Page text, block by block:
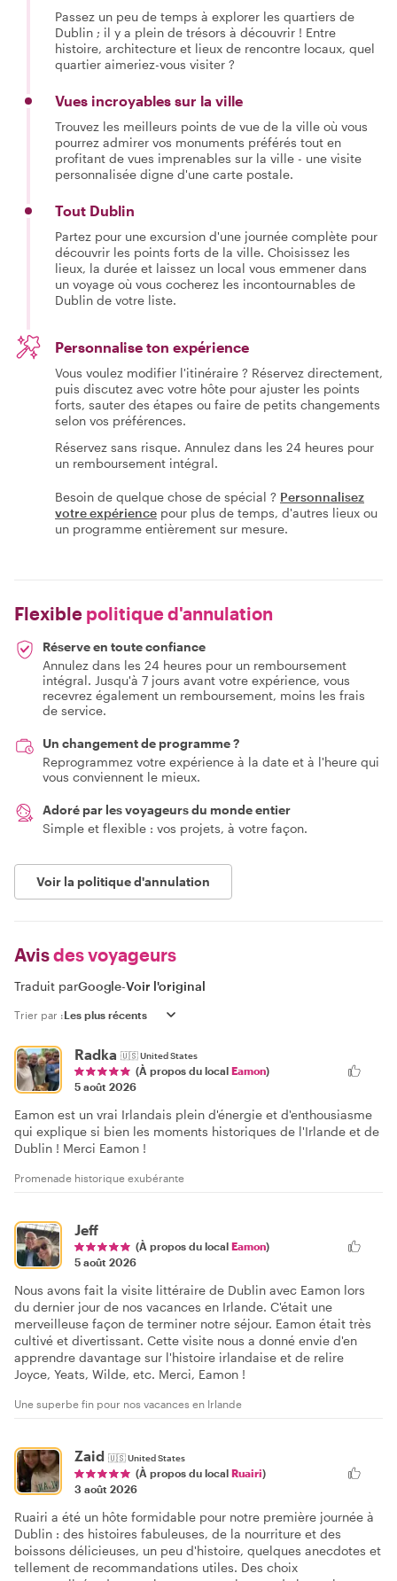
Passez un peu de temps à explorer les quartiers de
Dublin ; il y a plein de trésors à découvrir ! Entre
histoire, architecture et lieux de rencontre locaux, quel
quartier aimeriez-vous visiter ?
Vues incroyables sur la ville
Trouvez les meilleurs points de vue de la ville où vous
pourrez admirer vos monuments préférés tout en
profitant de vues imprenables sur la ville - une visite
personnalisée digne d'une carte postale.
Tout Dublin
Partez pour une excursion d'une journée complète pour
découvrir les points forts de la ville. Choisissez les
lieux, la durée et laissez un local vous emmener dans
un voyage où vous cocherez les incontournables de
Dublin de votre liste.
Personnalise ton expérience
Vous voulez modifier l'itinéraire ? Réservez directement,
puis discutez avec votre hôte pour ajuster les points
forts, sauter des étapes ou faire de petits changements
selon vos préférences.
Réservez sans risque. Annulez dans les 24 heures pour
un remboursement intégral.
Besoin de quelque chose de spécial ? Personnalisez
votre expérience pour plus de temps, d'autres lieux ou
un programme entièrement sur mesure.
Flexible politique d'annulation
Réserve en toute confiance
Annulez dans les 24 heures pour un remboursement
intégral. Jusqu'à 7 jours avant votre expérience, vous
recevrez également un remboursement, moins les frais
de service.
Un changement de programme ?
Reprogrammez votre expérience à la date et à l'heure qui
vous conviennent le mieux.
Adoré par les voyageurs du monde entier
Simple et flexible : vos projets, à votre façon.
Voir la politique d'annulation
Avisdes voyageurs
Traduit parGoogle-Voir l'original
Trier par :
Radka 🇺🇸United States
(À propos du local Eamon)
5 août 2026
Eamon est un vrai Irlandais plein d'énergie et d'enthousiasme
qui explique si bien les moments historiques de l'Irlande et de
Dublin ! Merci Eamon !
Promenade historique exubérante
Jeff
(À propos du local Eamon)
5 août 2026
Nous avons fait la visite littéraire de Dublin avec Eamon lors
du dernier jour de nos vacances en Irlande. C'était une
merveilleuse façon de terminer notre séjour. Eamon était très
cultivé et divertissant. Cette visite nous a donné envie d'en
apprendre davantage sur l'histoire irlandaise et de relire
Joyce, Yeats, Wilde, etc. Merci, Eamon !
Une superbe fin pour nos vacances en Irlande
Zaid 🇺🇸United States
(À propos du local Ruairi)
3 août 2026
Ruairi a été un hôte formidable pour notre première journée à
Dublin : des histoires fabuleuses, de la nourriture et des
boissons délicieuses, un peu d'histoire, quelques anecdotes et
tellement de recommandations utiles. Des choix